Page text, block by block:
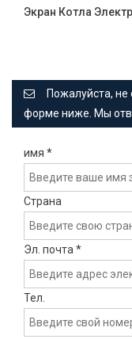
Экран Котла
Пожалуйста, не
форме ниже. Мы
имя *
Страна
Эл. почта *
Тел.